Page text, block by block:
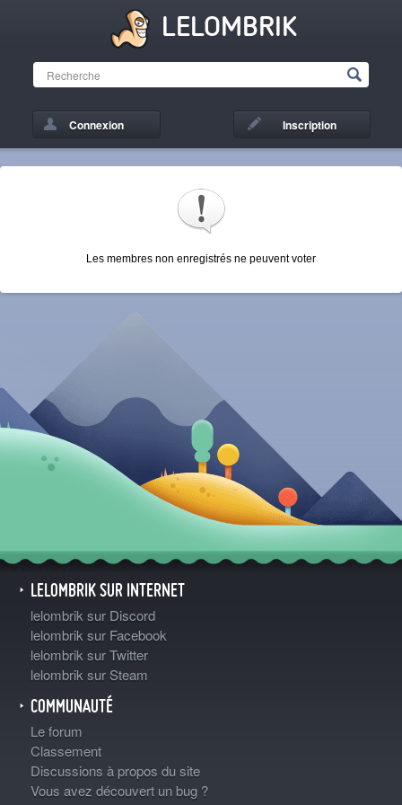
LELOMBRIK
Connexion Inscription
Les membres non enregistrés ne peuvent voter
LELOMBRIK SUR INTERNET
lelombrik sur Discord
lelombrik sur Facebook
lelombrik sur Twitter
lelombrik sur Steam
COMMUNAUTÉ
Le forum
Classement
Discussions à propos du site
Vous avez découvert un bug ?